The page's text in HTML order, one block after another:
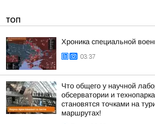
ТОП
Хроника специальной
03:37
Что общего у научной
обсерватории и
становятся точками на
маршрутах!